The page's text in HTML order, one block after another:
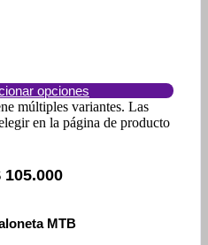
opciones
múltiples variantes. Las
en la página de producto
105.000
MTB